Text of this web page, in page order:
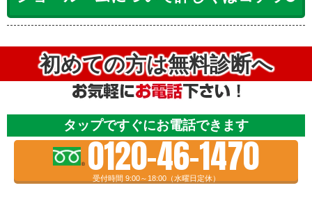
初めての方は無料診断へ
タップですぐにお電話できます
0120-46-1470
受付時間 9:00～18:00（水曜日定休）